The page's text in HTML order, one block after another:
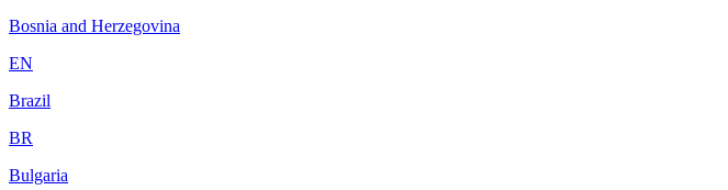
Bosnia and Herzegovina
EN
Brazil
BR
Bulgaria